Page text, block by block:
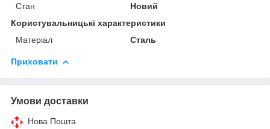
Стан
Новий
Користувальницькі характеристики
Матеріал
Сталь
Приховати
Умови доставки
Нова Пошта